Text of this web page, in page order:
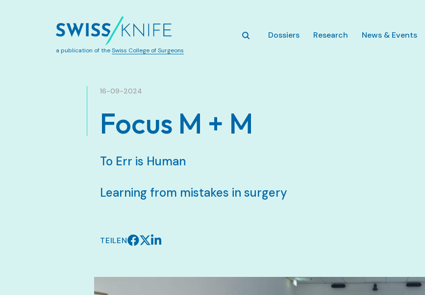
a publication of theSwiss College of Surgeons
Dossiers Research News & Events
16-09-2024
Focus M + M
To Err is Human
Learning from mistakes in surgery
TEILEN